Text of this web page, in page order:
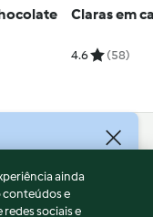
Claras em
4.6 (58)
ainda
conteúdos e
sociais e